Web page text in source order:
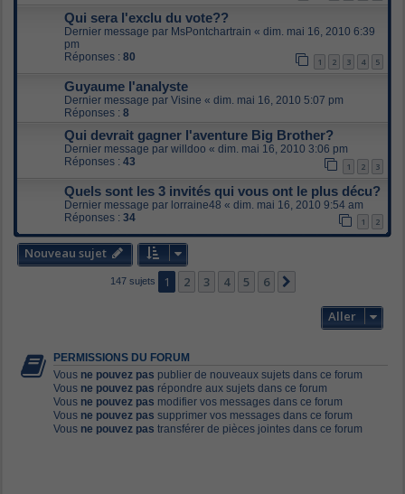
Qui sera l'exclu du vote??
Dernier message par MsPontchartrain « dim. mai 16, 2010 6:39
pm
Réponses : 80 1 2 3 4 5
Guyaume l'analyste
Dernier message par Visine « dim. mai 16, 2010 5:07 pm
Réponses : 8
Qui devrait gagner l'aventure Big Brother?
Dernier message par willdoo « dim. mai 16, 2010 3:06 pm
Réponses : 43 1 2 3
Quels sont les 3 invités qui vous ont le plus décu?
Dernier message par lorraine48 « dim. mai 16, 2010 9:54 am
Réponses : 34 1 2
Nouveau sujet
147 sujets 1 2 3 4 5 6
Aller
PERMISSIONS DU FORUM
Vous ne pouvez pas publier de nouveaux sujets dans ce forum
Vous ne pouvez pas répondre aux sujets dans ce forum
Vous ne pouvez pas modifier vos messages dans ce forum
Vous ne pouvez pas supprimer vos messages dans ce forum
Vous ne pouvez pas transférer de pièces jointes dans ce forum